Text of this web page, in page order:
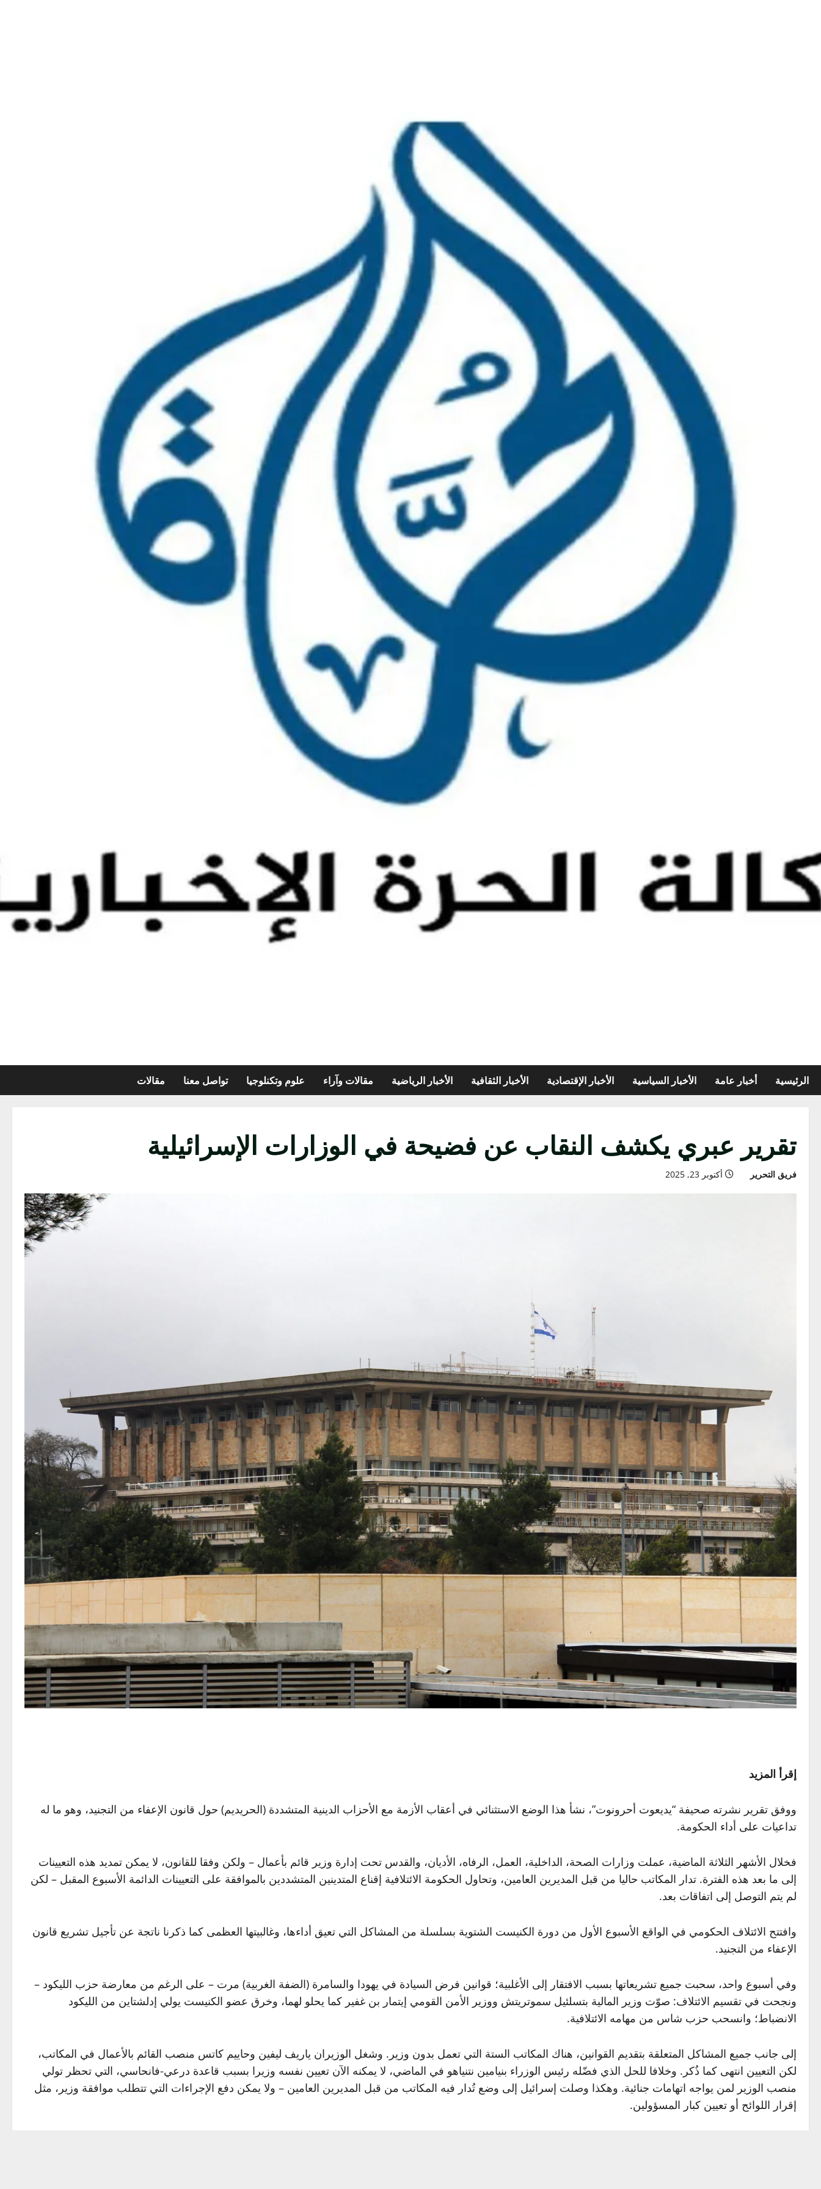
الرئيسية أخبار عامة الأخبار السياسية الأخبار الإقتصادية الأخبار الثقافية الأخبار الرياضية مقالات وآراء علوم وتكنلوجيا تواصل معنا مقالات
تقرير عبري يكشف النقاب عن فضيحة في الوزارات الإسرائيلية
فريق التحرير أكتوبر 23, 2025
إقرأ المزيد
ووفق تقرير نشرته صحيفة “يديعوت أحرونوت”، نشأ هذا الوضع الاستثنائي في أعقاب الأزمة مع الأحزاب الدينية المتشددة (الحريديم) حول قانون الإعفاء من التجنيد، وهو ما له
تداعيات على أداء الحكومة.
فخلال الأشهر الثلاثة الماضية، عملت وزارات الصحة، الداخلية، العمل، الرفاه، الأديان، والقدس تحت إدارة وزير قائم بأعمال – ولكن وفقا للقانون، لا يمكن تمديد هذه التعيينات
إلى ما بعد هذه الفترة. تدار المكاتب حاليا من قبل المديرين العامين، وتحاول الحكومة الائتلافية إقناع المتدينين المتشددين بالموافقة على التعيينات الدائمة الأسبوع المقبل – لكن
لم يتم التوصل إلى اتفاقات بعد.
وافتتح الائتلاف الحكومي في الواقع الأسبوع الأول من دورة الكنيست الشتوية بسلسلة من المشاكل التي تعيق أداءها، وغالبيتها العظمى كما ذكرنا ناتجة عن تأجيل تشريع قانون
الإعفاء من التجنيد.
وفي أسبوع واحد، سحبت جميع تشريعاتها بسبب الافتقار إلى الأغلبية؛ قوانين فرض السيادة في يهودا والسامرة (الضفة الغربية) مرت – على الرغم من معارضة حزب الليكود –
ونجحت في تقسيم الائتلاف: صوّت وزير المالية بتسلئيل سموتريتش ووزير الأمن القومي إيتمار بن غفير كما يحلو لهما، وخرق عضو الكنيست يولي إدلشتاين من الليكود
الانضباط؛ وانسحب حزب شاس من مهامه الائتلافية.
إلى جانب جميع المشاكل المتعلقة بتقديم القوانين، هناك المكاتب الستة التي تعمل بدون وزير. وشغل الوزيران ياريف ليفين وحاييم كاتس منصب القائم بالأعمال في المكاتب،
لكن التعيين انتهى كما ذُكر. وخلافا للحل الذي فضّله رئيس الوزراء بنيامين نتنياهو في الماضي، لا يمكنه الآن تعيين نفسه وزيرا بسبب قاعدة درعي-فانحاسي، التي تحظر تولي
منصب الوزير لمن يواجه اتهامات جنائية. وهكذا وصلت إسرائيل إلى وضع تُدار فيه المكاتب من قبل المديرين العامين – ولا يمكن دفع الإجراءات التي تتطلب موافقة وزير، مثل
إقرار اللوائح أو تعيين كبار المسؤولين.